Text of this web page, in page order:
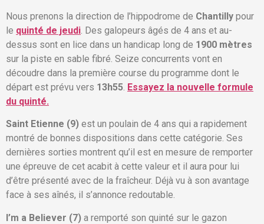
Nous prenons la direction de l’hippodrome de Chantilly pour
le quinté de jeudi. Des galopeurs âgés de 4 ans et au-
dessus sont en lice dans un handicap long de 1900 mètres
sur la piste en sable fibré. Seize concurrents vont en
découdre dans la première course du programme dont le
départ est prévu vers 13h55. Essayez la nouvelle formule
du quinté.
Saint Etienne (9) est un poulain de 4 ans qui a rapidement
montré de bonnes dispositions dans cette catégorie. Ses
dernières sorties montrent qu’il est en mesure de remporter
une épreuve de cet acabit à cette valeur et il aura pour lui
d’être présenté avec de la fraîcheur. Déjà vu à son avantage
face à ses aînés, il s’annonce redoutable.
I’m a Believer (7) a remporté son quinté sur le gazon